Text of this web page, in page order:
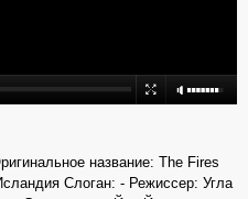
название: The Fires
Слоган: - Режиссер: Угла